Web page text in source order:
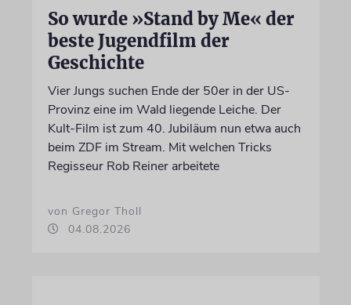
So wurde »Stand by Me« der
beste Jugendfilm der
Geschichte
Vier Jungs suchen Ende der 50er in der US-
Provinz eine im Wald liegende Leiche. Der
Kult-Film ist zum 40. Jubiläum nun etwa auch
beim ZDF im Stream. Mit welchen Tricks
Regisseur Rob Reiner arbeitete
von Gregor Tholl
04.08.2026